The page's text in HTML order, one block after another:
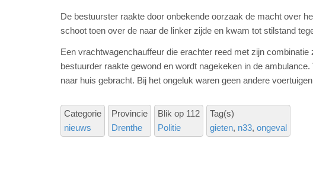
De bestuurster raakte door onbekende oorzaak de macht over
schoot toen over de naar de linker zijde en kwam tot stilstand
Een vrachtwagenchauffeur die erachter reed met zijn
bestuurder raakte gewond en wordt nagekeken in de
naar huis gebracht. Bij het ongeluk waren geen andere
Categorie
nieuws
Provincie
Drenthe
Blik op 112
Politie
Tag(s)
gieten n33 ongeval